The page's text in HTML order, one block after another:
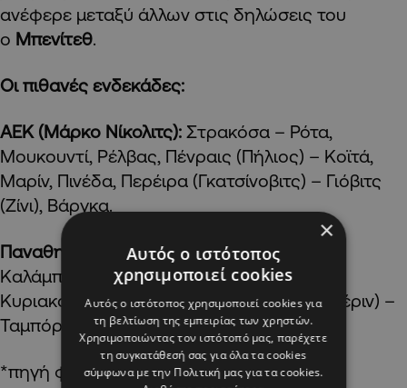
ανέφερε μεταξύ άλλων στις δηλώσεις του
ο Μπενίτεθ.
Οι πιθανές ενδεκάδες:
ΑΕΚ (Μάρκο Νίκολιτς): Στρακόσα – Ρότα,
Μουκουντί, Ρέλβας, Πένραις (Πήλιος) – Κοϊτά,
Μαρίν, Πινέδα, Περέιρα (Γκατσίνοβιτς) – Γιόβιτς
(Ζίνι), Βάργκα.
Παναθηναϊκός (Ράφα Μπενίτεθ):Λαφόν –
Καλάμπρια, Πάλμερ-Μπράουν, Τουμπά,
Κυριακόπουλος – Σιώπης, Κοντούρης (Τσέριν) –
Ταμπόρδα, Αντίνο, Ζαρουρί – Τετέι.
*πηγή φωτογραφίας: ΚΥΠΕ
×
Αυτός ο ιστότοπος
χρησιμοποιεί cookies
Αυτός ο ιστότοπος χρησιμοποιεί cookies για
τη βελτίωση της εμπειρίας των χρηστών.
Χρησιμοποιώντας τον ιστότοπό μας, παρέχετε
τη συγκατάθεσή σας για όλα τα cookies
σύμφωνα με την Πολιτική μας για τα cookies.